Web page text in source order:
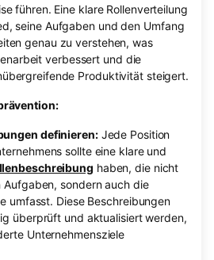
führen. Eine klare Rollenverteilung
seine Aufgaben und den Umfang
genau zu verstehen, was
verbessert und die
Produktivität steigert.
definieren:Jede Position
sollte eine klare und
haben, die nicht
Aufgaben, sondern auch die
umfasst. Diese Beschreibungen
überprüft und aktualisiert werden,
Unternehmensziele